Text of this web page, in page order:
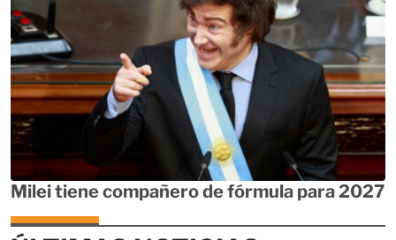
Milei tiene compañero de fórmula para 2027